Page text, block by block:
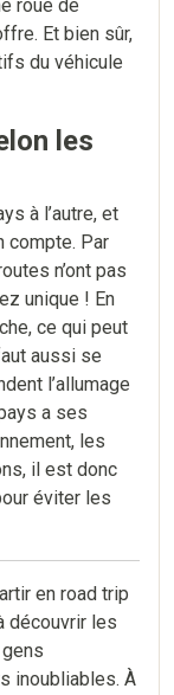
roue de
Et bien sûr,
du véhicule
les
à l’autre, et
compte. Par
n’ont pas
unique ! En
ce qui peut
aussi se
l’allumage
a ses
les
il est donc
éviter les
en road trip
découvrir les
inoubliables. À